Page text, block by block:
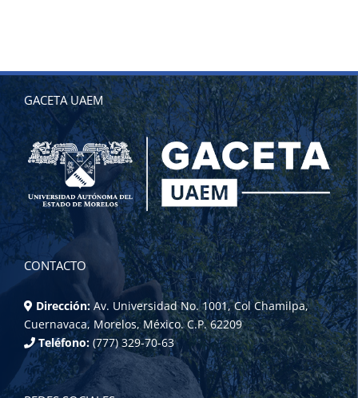
GACETA UAEM
CONTACTO
Dirección: Av. Universidad No. 1001, Col Chamilpa,
Cuernavaca, Morelos, México. C.P. 62209
Teléfono: (777) 329-70-63